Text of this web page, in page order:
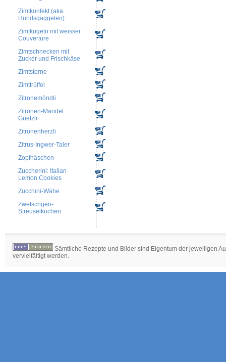
Zimtkonfekt (aka
Hundsgaggelen)
Zimtkugeln mit weisser
Couverture
Zimtschnecken mit
Zucker und Frischkäse
Zimtsterne
Zimttrüffel
Zitronemöndli
Zitronen-Mandel
Guetzli
Zitronenherzli
Zitrus-Ingwer-Taler
Zopfhäschen
Zuccherini: Italian
Lemon Cookies
Zucchini-Wähe
Zwetschgen-
Streuselkuchen
Sämtliche Rezepte und Bilder sind Eigentum der jeweiligen
vervielfältigt werden.